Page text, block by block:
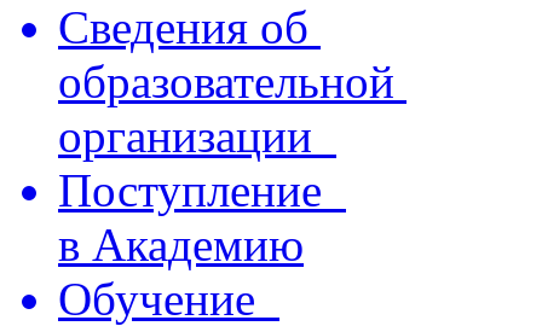
Сведения об
образовательной
организации
Поступление
в Академию
Обучение